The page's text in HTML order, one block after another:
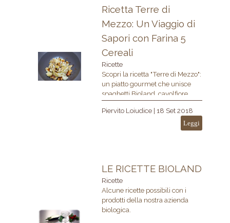
Ricetta Terre di
Mezzo: Un Viaggio di
Sapori con Farina 5
Cereali
Ricette
Scopri la ricetta "Terre di Mezzo":
un piatto gourmet che unisce
spaghetti Bioland, cavolfiore
cremoso, sardelle, arachidi
tostate e cioccolato fondente.
Arricchisci il tuo piatto con farina
5 cereali per un’alimentazione
Piervito Loiudice | 18 Set 2018
Leggi
LE RICETTE BIOLAND
Ricette
Alcune ricette possibili con i
prodotti della nostra azienda
biologica.